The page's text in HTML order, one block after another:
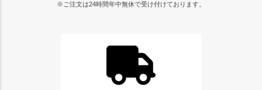
※ご注文は24時間年中無休で受け付けております。